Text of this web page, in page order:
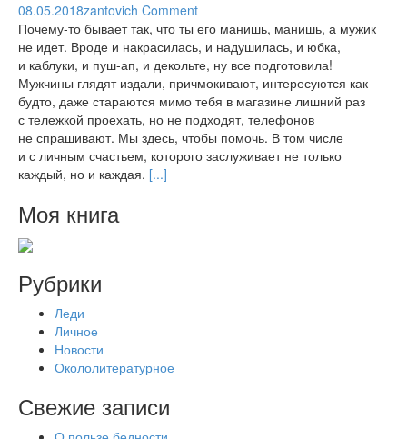
08.05.2018zantovich Comment
Почему-то бывает так, что ты его манишь, манишь, а мужик
не идет. Вроде и накрасилась, и надушилась, и юбка,
и каблуки, и пуш-ап, и декольте, ну все подготовила!
Мужчины глядят издали, причмокивают, интересуются как
будто, даже стараются мимо тебя в магазине лишний раз
с тележкой проехать, но не подходят, телефонов
не спрашивают. Мы здесь, чтобы помочь. В том числе
и с личным счастьем, которого заслуживает не только
каждый, но и каждая. [...]
Моя книга
Рубрики
Леди
Личное
Новости
Окололитературное
Свежие записи